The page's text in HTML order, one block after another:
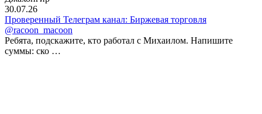
30.07.26
Проверенный Телеграм канал: Биржевая торговля
@racoon_macoon
Ребята, подскажите, кто работал с Михаилом. Напишите
суммы: ско …